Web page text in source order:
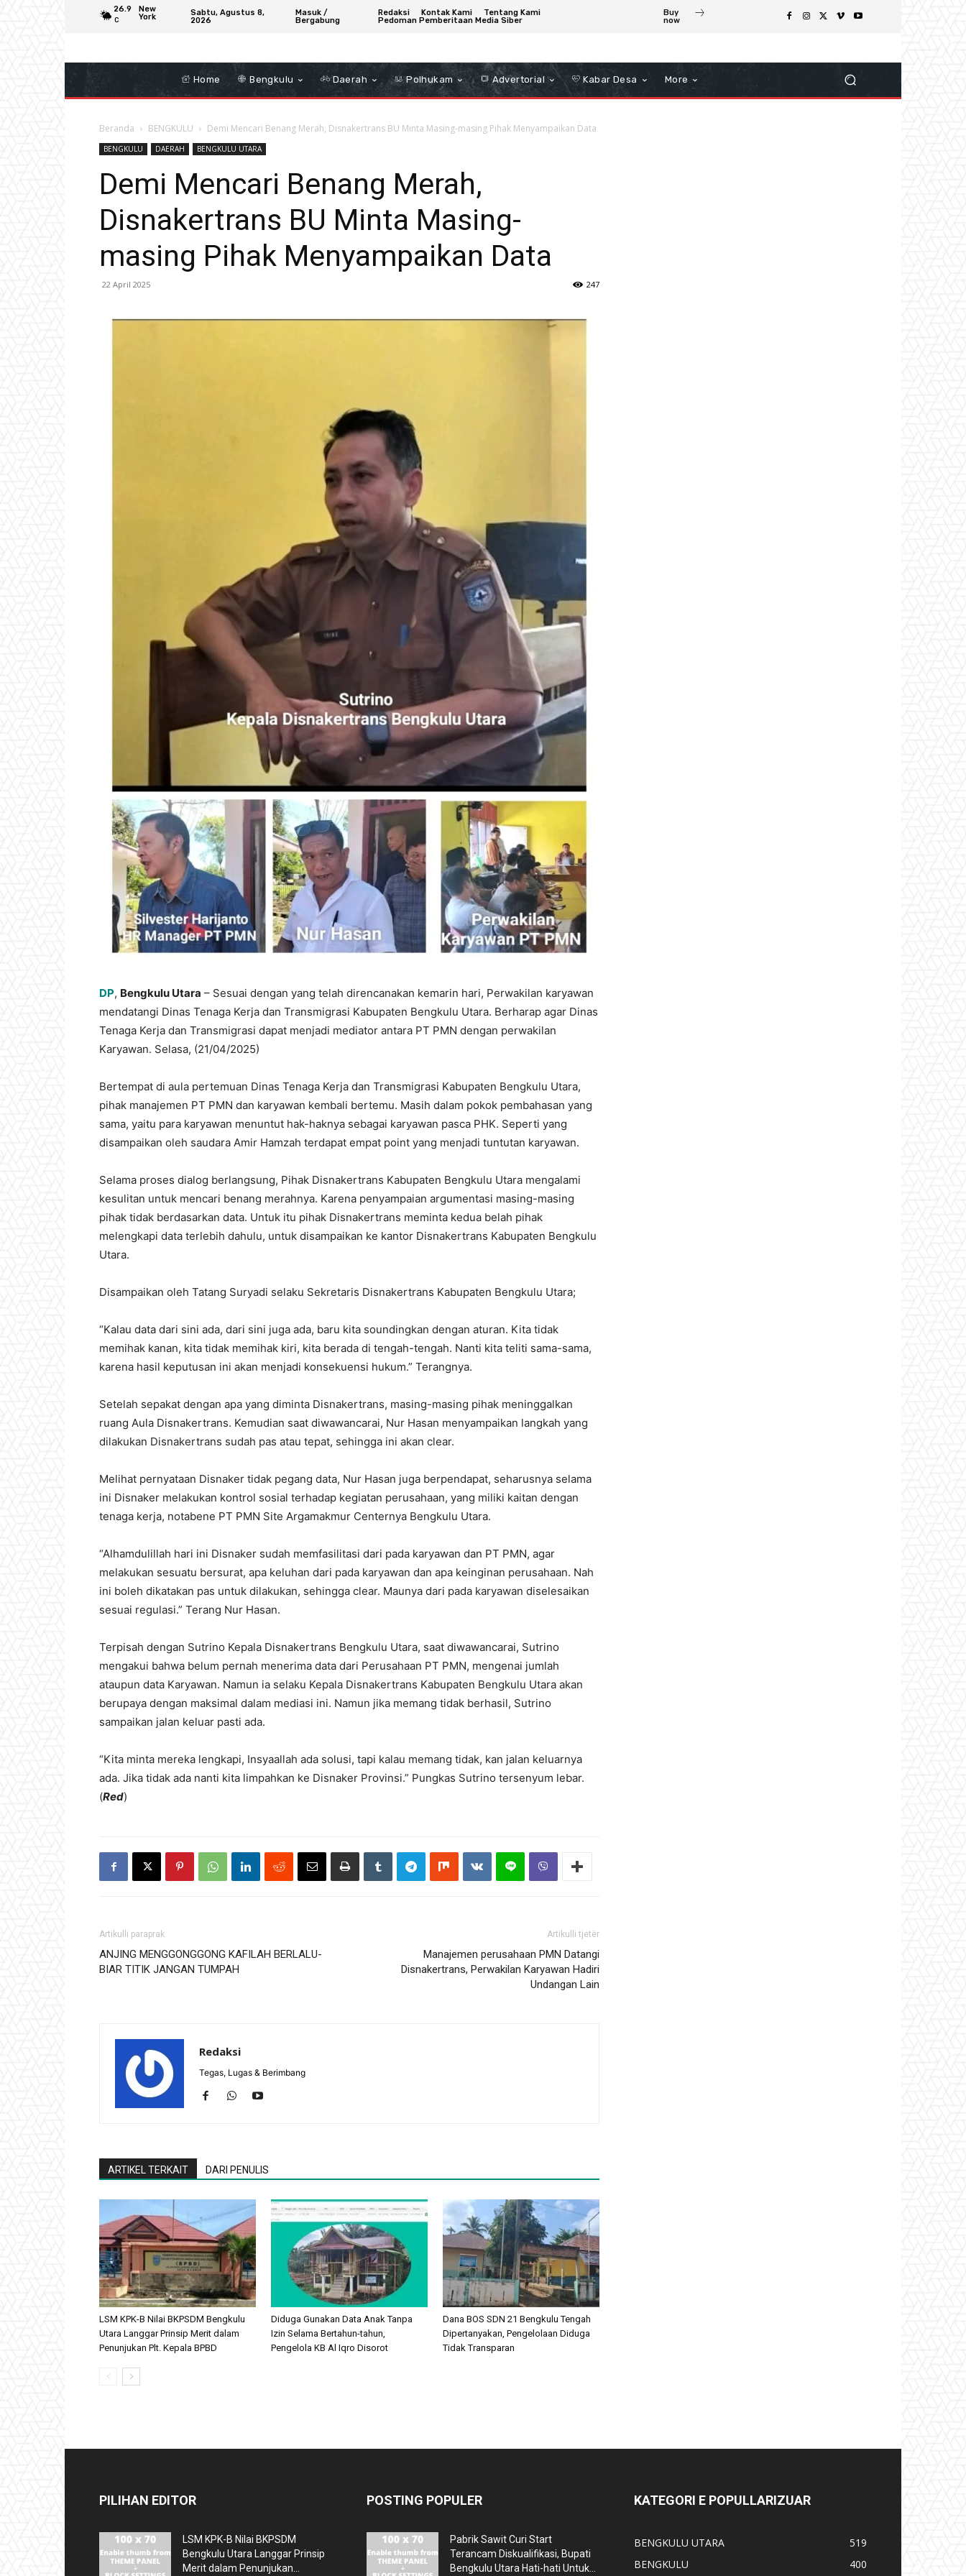
26.9
C
New
York
Sabtu, Agustus 8,
2026
Masuk /
Bergabung
Redaksi Kontak Kami
Tentang Kami
Pedoman Pemberitaan Media Siber
Buy
now
Home Bengkulu Daerah Polhukam Advertorial Kabar Desa More
Beranda BENGKULU Demi Mencari Benang Merah, Disnakertrans BU Minta Masing-masing Pihak Menyampaikan Data
BENGKULU DAERAH BENGKULU UTARA
Demi Mencari Benang Merah,
Disnakertrans BU Minta Masing-
masing Pihak Menyampaikan Data
22 April 2025 247
DP, Bengkulu Utara – Sesuai dengan yang telah direncanakan kemarin hari, Perwakilan karyawan
mendatangi Dinas Tenaga Kerja dan Transmigrasi Kabupaten Bengkulu Utara. Berharap agar Dinas
Tenaga Kerja dan Transmigrasi dapat menjadi mediator antara PT PMN dengan perwakilan
Karyawan. Selasa, (21/04/2025)
Bertempat di aula pertemuan Dinas Tenaga Kerja dan Transmigrasi Kabupaten Bengkulu Utara,
pihak manajemen PT PMN dan karyawan kembali bertemu. Masih dalam pokok pembahasan yang
sama, yaitu para karyawan menuntut hak-haknya sebagai karyawan pasca PHK. Seperti yang
disampaikan oleh saudara Amir Hamzah terdapat empat point yang menjadi tuntutan karyawan.
Selama proses dialog berlangsung, Pihak Disnakertrans Kabupaten Bengkulu Utara mengalami
kesulitan untuk mencari benang merahnya. Karena penyampaian argumentasi masing-masing
pihak tidak berdasarkan data. Untuk itu pihak Disnakertrans meminta kedua belah pihak
melengkapi data terlebih dahulu, untuk disampaikan ke kantor Disnakertrans Kabupaten Bengkulu
Utara.
Disampaikan oleh Tatang Suryadi selaku Sekretaris Disnakertrans Kabupaten Bengkulu Utara;
“Kalau data dari sini ada, dari sini juga ada, baru kita soundingkan dengan aturan. Kita tidak
memihak kanan, kita tidak memihak kiri, kita berada di tengah-tengah. Nanti kita teliti sama-sama,
karena hasil keputusan ini akan menjadi konsekuensi hukum.” Terangnya.
Setelah sepakat dengan apa yang diminta Disnakertrans, masing-masing pihak meninggalkan
ruang Aula Disnakertrans. Kemudian saat diwawancarai, Nur Hasan menyampaikan langkah yang
dilakukan Disnakertrans sudah pas atau tepat, sehingga ini akan clear.
Melihat pernyataan Disnaker tidak pegang data, Nur Hasan juga berpendapat, seharusnya selama
ini Disnaker melakukan kontrol sosial terhadap kegiatan perusahaan, yang miliki kaitan dengan
tenaga kerja, notabene PT PMN Site Argamakmur Centernya Bengkulu Utara.
“Alhamdulillah hari ini Disnaker sudah memfasilitasi dari pada karyawan dan PT PMN, agar
melakukan sesuatu bersurat, apa keluhan dari pada karyawan dan apa keinginan perusahaan. Nah
ini boleh dikatakan pas untuk dilakukan, sehingga clear. Maunya dari pada karyawan diselesaikan
sesuai regulasi.” Terang Nur Hasan.
Terpisah dengan Sutrino Kepala Disnakertrans Bengkulu Utara, saat diwawancarai, Sutrino
mengakui bahwa belum pernah menerima data dari Perusahaan PT PMN, mengenai jumlah
ataupun data Karyawan. Namun ia selaku Kepala Disnakertrans Kabupaten Bengkulu Utara akan
berupaya dengan maksimal dalam mediasi ini. Namun jika memang tidak berhasil, Sutrino
sampaikan jalan keluar pasti ada.
“Kita minta mereka lengkapi, Insyaallah ada solusi, tapi kalau memang tidak, kan jalan keluarnya
ada. Jika tidak ada nanti kita limpahkan ke Disnaker Provinsi.” Pungkas Sutrino tersenyum lebar.
(Red)
Artikulli paraprak
ANJING MENGGONGGONG KAFILAH BERLALU-
BIAR TITIK JANGAN TUMPAH
Artikulli tjetër
Manajemen perusahaan PMN Datangi
Disnakertrans, Perwakilan Karyawan Hadiri
Undangan Lain
Redaksi
Tegas, Lugas & Berimbang
ARTIKEL TERKAIT DARI PENULIS
LSM KPK-B Nilai BKPSDM Bengkulu
Utara Langgar Prinsip Merit dalam
Penunjukan Plt. Kepala BPBD
Diduga Gunakan Data Anak Tanpa
Izin Selama Bertahun-tahun,
Pengelola KB Al Iqro Disorot
Dana BOS SDN 21 Bengkulu Tengah
Dipertanyakan, Pengelolaan Diduga
Tidak Transparan
PILIHAN EDITOR
LSM KPK-B Nilai BKPSDM
Bengkulu Utara Langgar Prinsip
Merit dalam Penunjukan...
POSTING POPULER
Pabrik Sawit Curi Start
Terancam Diskualifikasi, Bupati
Bengkulu Utara Hati-hati Untuk...
KATEGORI E POPULLARIZUAR
BENGKULU UTARA
519
BENGKULU
400